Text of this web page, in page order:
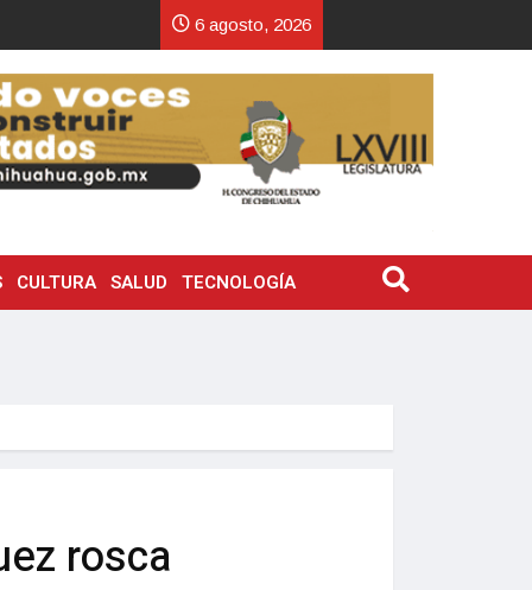
6 agosto, 2026
CULTURA SALUD TECNOLOGÍA
rosca